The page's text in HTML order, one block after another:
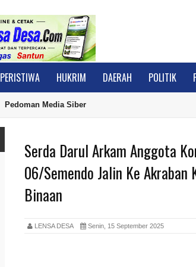
PERISTIWA HUKRIM DAERAH POLITIK
Pedoman Media Siber
Serda Darul Arkam Anggota
06/Semendo Jalin Ke Akraban
Binaan
LENSA DESA Senin, 15 September 2025